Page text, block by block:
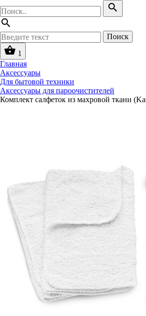
search
search
Поиск
shopping_basket 1
Главная
Аксессуары
Для бытовой техники
Аксессуары для пароочистителей
Комплект салфеток из махровой ткани